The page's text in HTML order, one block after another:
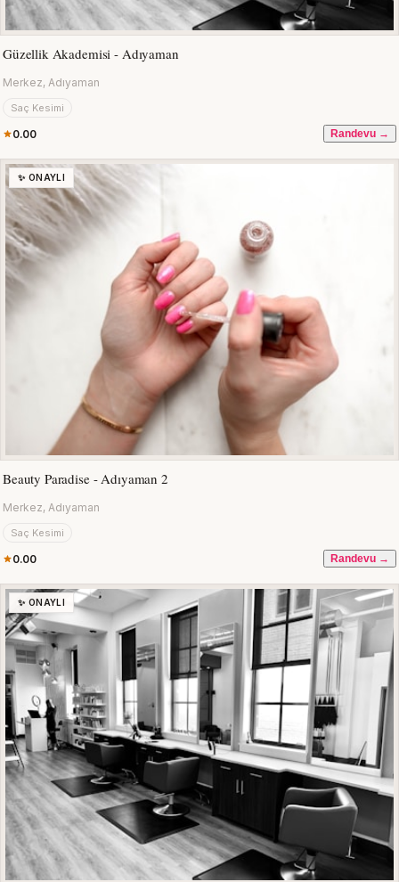
Güzellik Akademisi - Adıyaman
Merkez, Adıyaman
Saç Kesimi
0.00 Randevu →
✨ ONAYLI
Beauty Paradise - Adıyaman 2
Merkez, Adıyaman
Saç Kesimi
0.00 Randevu →
✨ ONAYLI